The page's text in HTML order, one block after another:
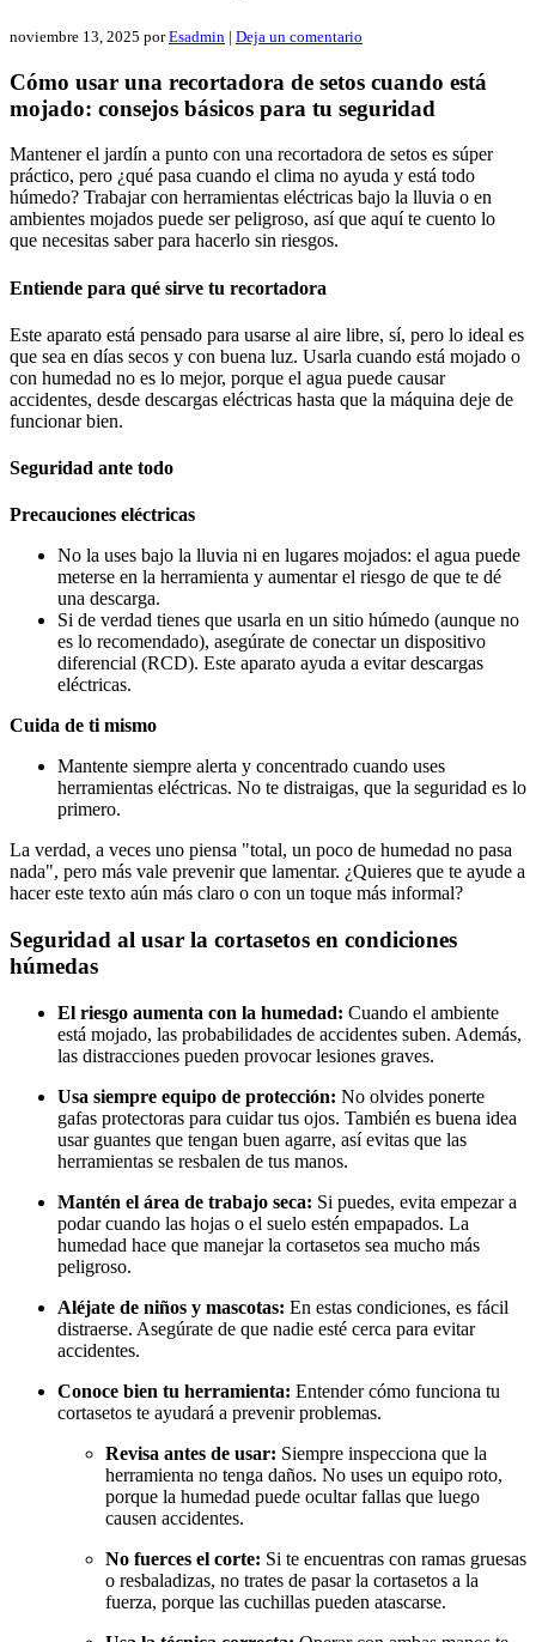
noviembre 13, 2025 porEsadmin | Deja un comentario
Cómo usar una recortadora de setos cuando está
mojado: consejos básicos para tu seguridad
Mantener el jardín a punto con una recortadora de setos es súper
práctico, pero ¿qué pasa cuando el clima no ayuda y está todo
húmedo? Trabajar con herramientas eléctricas bajo la lluvia o en
ambientes mojados puede ser peligroso, así que aquí te cuento lo
que necesitas saber para hacerlo sin riesgos.
Entiende para qué sirve tu recortadora
Este aparato está pensado para usarse al aire libre, sí, pero lo ideal es
que sea en días secos y con buena luz. Usarla cuando está mojado o
con humedad no es lo mejor, porque el agua puede causar
accidentes, desde descargas eléctricas hasta que la máquina deje de
funcionar bien.
Seguridad ante todo
Precauciones eléctricas
No la uses bajo la lluvia ni en lugares mojados: el agua puede
meterse en la herramienta y aumentar el riesgo de que te dé
una descarga.
Si de verdad tienes que usarla en un sitio húmedo (aunque no
es lo recomendado), asegúrate de conectar un dispositivo
diferencial (RCD). Este aparato ayuda a evitar descargas
eléctricas.
Cuida de ti mismo
Mantente siempre alerta y concentrado cuando uses
herramientas eléctricas. No te distraigas, que la seguridad es lo
primero.
La verdad, a veces uno piensa "total, un poco de humedad no pasa
nada", pero más vale prevenir que lamentar. ¿Quieres que te ayude a
hacer este texto aún más claro o con un toque más informal?
Seguridad al usar la cortasetos en condiciones
húmedas
El riesgo aumenta con la humedad: Cuando el ambiente
está mojado, las probabilidades de accidentes suben. Además,
las distracciones pueden provocar lesiones graves.
Usa siempre equipo de protección: No olvides ponerte
gafas protectoras para cuidar tus ojos. También es buena idea
usar guantes que tengan buen agarre, así evitas que las
herramientas se resbalen de tus manos.
Mantén el área de trabajo seca: Si puedes, evita empezar a
podar cuando las hojas o el suelo estén empapados. La
humedad hace que manejar la cortasetos sea mucho más
peligroso.
Aléjate de niños y mascotas: En estas condiciones, es fácil
distraerse. Asegúrate de que nadie esté cerca para evitar
accidentes.
Conoce bien tu herramienta: Entender cómo funciona tu
cortasetos te ayudará a prevenir problemas.
Revisa antes de usar: Siempre inspecciona que la
herramienta no tenga daños. No uses un equipo roto,
porque la humedad puede ocultar fallas que luego
causen accidentes.
No fuerces el corte: Si te encuentras con ramas gruesas
o resbaladizas, no trates de pasar la cortasetos a la
fuerza, porque las cuchillas pueden atascarse.